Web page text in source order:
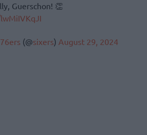
Guerschon! 👏
(@sixers) August 29, 2024